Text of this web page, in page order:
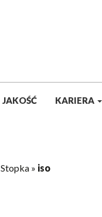
JAKOŚĆ KARIERA
Stopka » iso